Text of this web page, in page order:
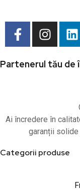
Partenerul tău de
Ai încredere în
garanții
Categorii produse